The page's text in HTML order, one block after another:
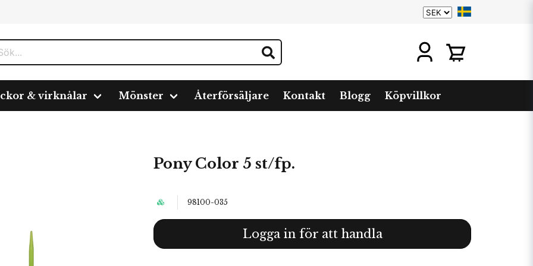
& virknålar Mönster Återförsäljare Kontakt Blogg Köpvillkor
Pony Color 5 st/fp.
98100-035
Logga in för att handla